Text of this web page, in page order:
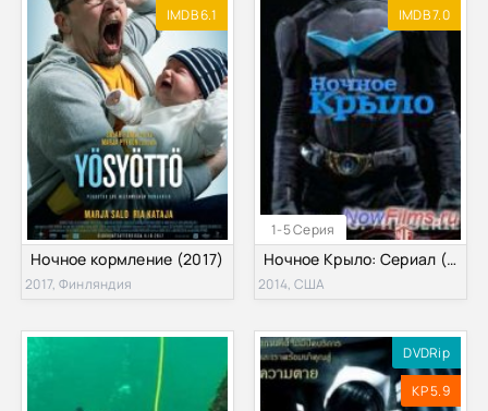
IMDB 6.1
Ночное кормление (2017)
2017, Финляндия
1-5 Серия
IMDB 7.0
Ночное Крыло: Сериал (2014)
2014, США
DVDRip
KP 5.9